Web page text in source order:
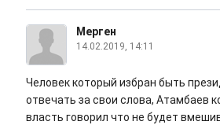
Мерген
14.02.2019, 14:11
Человек который избран быть
отвечать за свои слова, Атамбаев
власть говорил что не будет